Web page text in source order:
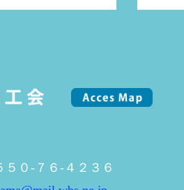
５０-７６-４２３６